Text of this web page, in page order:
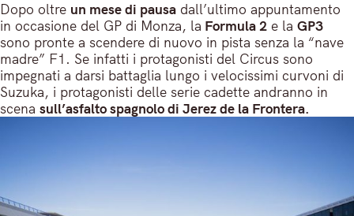
Dopo oltre un mese di pausa dall’ultimo appuntamento
in occasione del GP di Monza, la Formula 2 e la GP3
sono pronte a scendere di nuovo in pista senza la “nave
madre” F1. Se infatti i protagonisti del Circus sono
impegnati a darsi battaglia lungo i velocissimi curvoni di
Suzuka, i protagonisti delle serie cadette andranno in
scena sull’asfalto spagnolo di Jerez de la Frontera.